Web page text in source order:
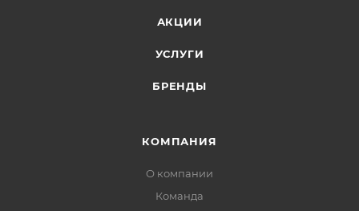
АКЦИИ
УСЛУГИ
БРЕНДЫ
КОМПАНИЯ
О компании
Команда